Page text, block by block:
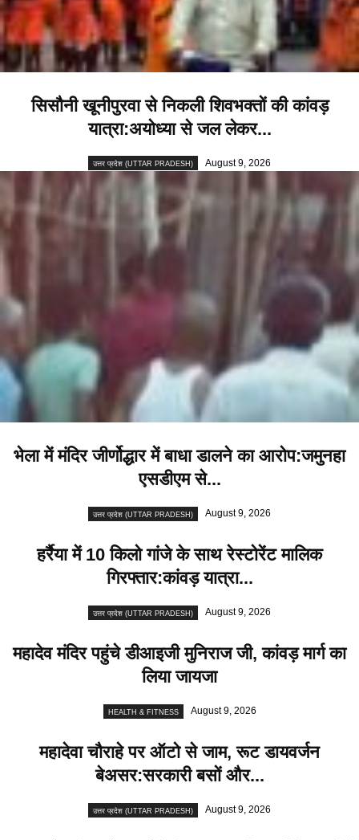
सिसौनी खूनीपुरवा से निकली शिवभक्तों की कांवड़
यात्रा:अयोध्या से जल लेकर...
उत्तर प्रदेश (UTTAR PRADESH) August 9, 2026
भेला में मंदिर जीर्णोद्धार में बाधा डालने का आरोप:जमुनहा
एसडीएम से...
उत्तर प्रदेश (UTTAR PRADESH) August 9, 2026
हर्रैया में 10 किलो गांजे के साथ रेस्टोरेंट मालिक
गिरफ्तार:कांवड़ यात्रा...
उत्तर प्रदेश (UTTAR PRADESH) August 9, 2026
महादेव मंदिर पहुंचे डीआइजी मुनिराज जी, कांवड़ मार्ग का
लिया जायजा
HEALTH & FITNESS August 9, 2026
महादेवा चौराहे पर ऑटो से जाम, रूट डायवर्जन
बेअसर:सरकारी बसों और...
उत्तर प्रदेश (UTTAR PRADESH) August 9, 2026